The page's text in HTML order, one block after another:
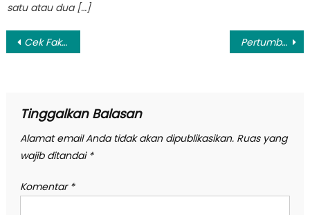
satu atau dua […]
Navigasi
Cek Fakta: Prabowo Sebut Gaji Gubernur Hanya Rp 8 Juta, Benarkah? Pertumbuhan Telko Terusik Gara-Gara Tarif Data Rendah
Tinggalkan Balasan
Alamat email Anda tidak akan dipublikasikan. Ruas yang
wajib ditandai *
Komentar *